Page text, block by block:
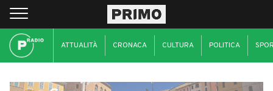
ATTUALITÀ CRONACA CULTURA POLITICA